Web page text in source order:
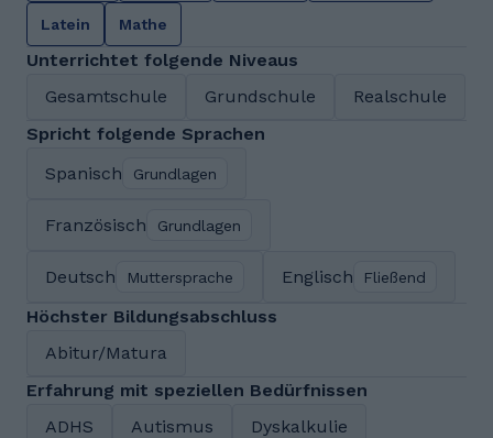
Latein Mathe
Unterrichtet folgende Niveaus
Gesamtschule
Grundschule
Realschule
Spricht folgende Sprachen
Spanisch
Grundlagen
Französisch Grundlagen
Deutsch Muttersprache Englisch Fließend
Höchster Bildungsabschluss
Abitur/Matura
Erfahrung mit speziellen Bedürfnissen
ADHS
Autismus Dyskalkulie